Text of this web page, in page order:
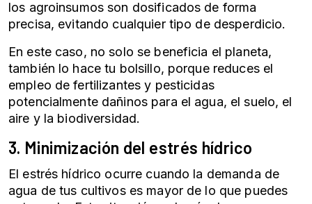
los agroinsumos son dosificados de forma
precisa, evitando cualquier tipo de desperdicio.
En este caso, no solo se beneficia el planeta,
también lo hace tu bolsillo, porque reduces el
empleo de fertilizantes y pesticidas
potencialmente dañinos para el agua, el suelo, el
aire y la biodiversidad.
3. Minimización del estrés hídrico
El estrés hídrico ocurre cuando la demanda de
agua de tus cultivos es mayor de lo que puedes